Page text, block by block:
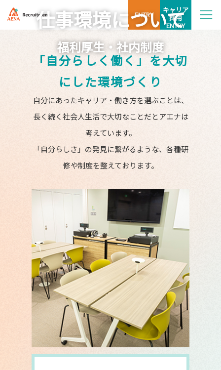
ENTRY
キャリア
採用
ENTRY
仕事環境について
福利厚生・社内制度
「自分らしく働く」を大切
にした環境づくり
自分にあったキャリア・働き方を選ぶことは、
長く続く社会人生活で大切なことだとアエナは
考えています。
「自分らしさ」の発見に繋がるような、各種研
修や制度を整えております。